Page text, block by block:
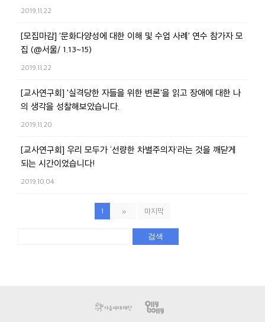
2019.11.22
[모집마감] '문화다양성에 대한 이해 및 수업 사례' 연수 참가자 모
집 (@서울/ 1.13~15)
2019.11.22
[교사연구회] '실격당한 자들을 위한 변론'을 읽고 장애에 대한 나
의 생각을 성찰해보았습니다.
2019.11.20
[교사연구회] 우리 모두가 ‘선량한 차별주의자’라는 것을 깨닫게
되는 시간이었습니다!
2019.10.04
1 » 마지막
검색